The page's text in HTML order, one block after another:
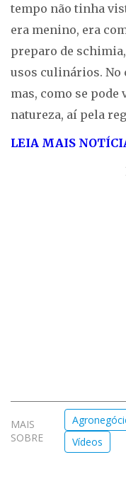
tempo não tinha
era menino, era
preparo de
usos culinários. No
mas, como se pode
natureza, aí pela
LEIA MAIS
MAIS
SOBRE
Vídeos